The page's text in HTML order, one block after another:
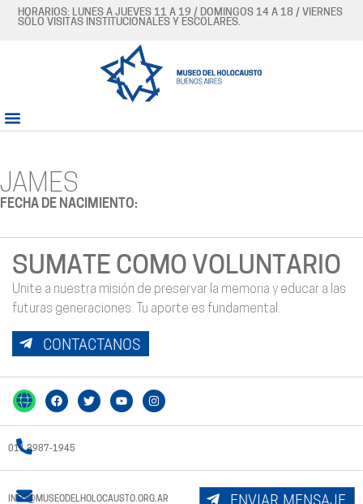
HORARIOS: LUNES A JUEVES 11 A 19 / DOMINGOS 14 A 18 / VIERNES
SÓLO VISITAS INSTITUCIONALES Y ESCOLARES.
JAMES
FECHA DE NACIMIENTO:
SUMATE COMO VOLUNTARIO
Unite a nuestra misión de preservar la memoria y educar a las
futuras generaciones. Tu aporte es fundamental.
CONTACTANOS
011 3987-1945
INFO@MUSEODELHOLOCAUSTO.ORG.AR ENVIAR MENSAJE